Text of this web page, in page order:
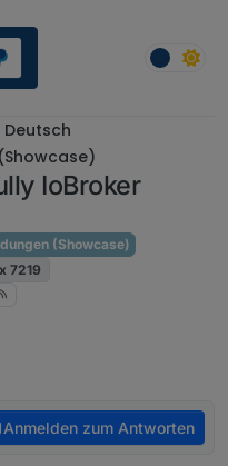
Deutsch
IoBroker
(Showcase)
7219
Anmelden zum Antworten